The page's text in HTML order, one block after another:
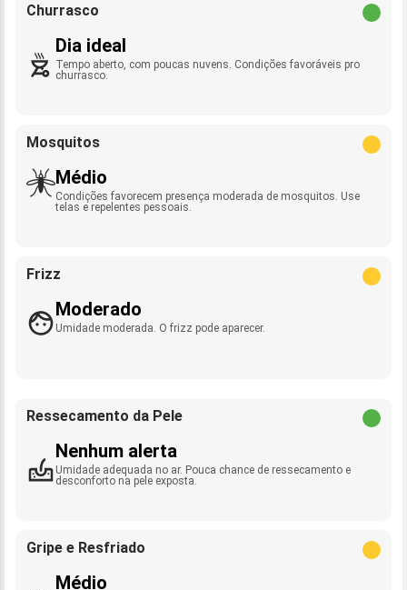
Churrasco
Dia ideal
Tempo aberto, com poucas nuvens. Condições favoráveis pro
churrasco.
Mosquitos
Médio
Condições favorecem presença moderada de mosquitos. Use
telas e repelentes pessoais.
Frizz
Moderado
Umidade moderada. O frizz pode aparecer.
Ressecamento da Pele
Nenhum alerta
Umidade adequada no ar. Pouca chance de ressecamento e
desconforto na pele exposta.
Gripe e Resfriado
Médio